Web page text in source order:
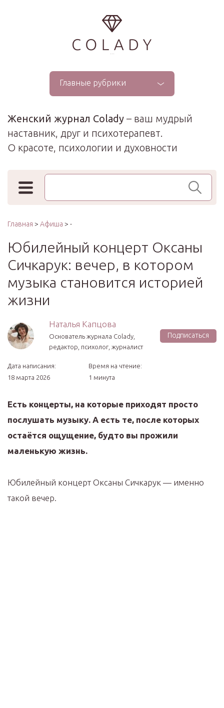
...
Главные рубрики
Женский журнал Colady – ваш мудрый
наставник, друг и психотерапевт.
О красоте, психологии и духовности
Поиск по сайту
Главная > Афиша > -
Юбилейный концерт Оксаны
Сичкарук: вечер, в котором
музыка становится историей
жизни
Наталья Капцова
Основатель журнала Colady,
редактор, психолог, журналист
Подписаться
Дата написания:
18 марта 2026
Время на чтение:
1 минута
Есть концерты, на которые приходят просто
послушать музыку. А есть те, после которых
остаётся ощущение, будто вы прожили
маленькую жизнь.
Юбилейный концерт Оксаны Сичкарук — именно
такой вечер.